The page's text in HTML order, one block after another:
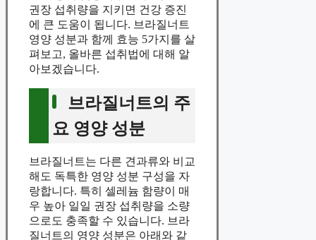
권장 섭취량을 지키면 건강 증진
에 큰 도움이 됩니다. 브라질너트
영양 성분과 함께 효능 5가지를 살
펴보고, 올바른 섭취법에 대해 알
아보겠습니다.
브라질너트의 주
요 영양 성분
브라질너트는 다른 견과류와 비교
해도 독특한 영양 성분 구성을 자
랑합니다. 특히 셀레늄 함량이 매
우 높아 일일 권장 섭취량을 소량
으로도 충족할 수 있습니다. 브라
질너트의 영양 성분은 아래와 같